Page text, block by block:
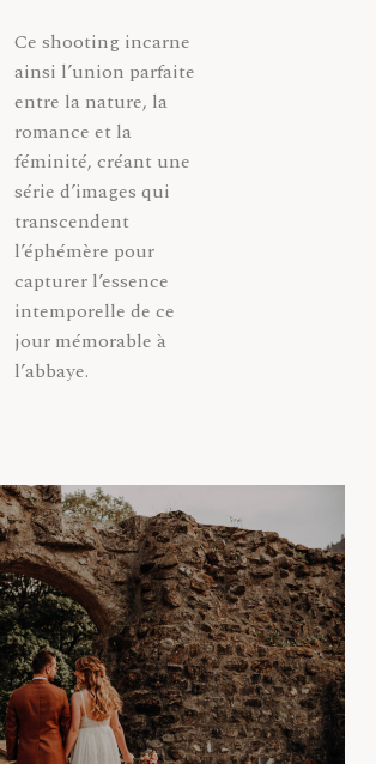
Ce shooting incarne
ainsi l’union parfaite
entre la nature, la
romance et la
féminité, créant une
série d’images qui
transcendent
l’éphémère pour
capturer l’essence
intemporelle de ce
jour mémorable à
l’abbaye.